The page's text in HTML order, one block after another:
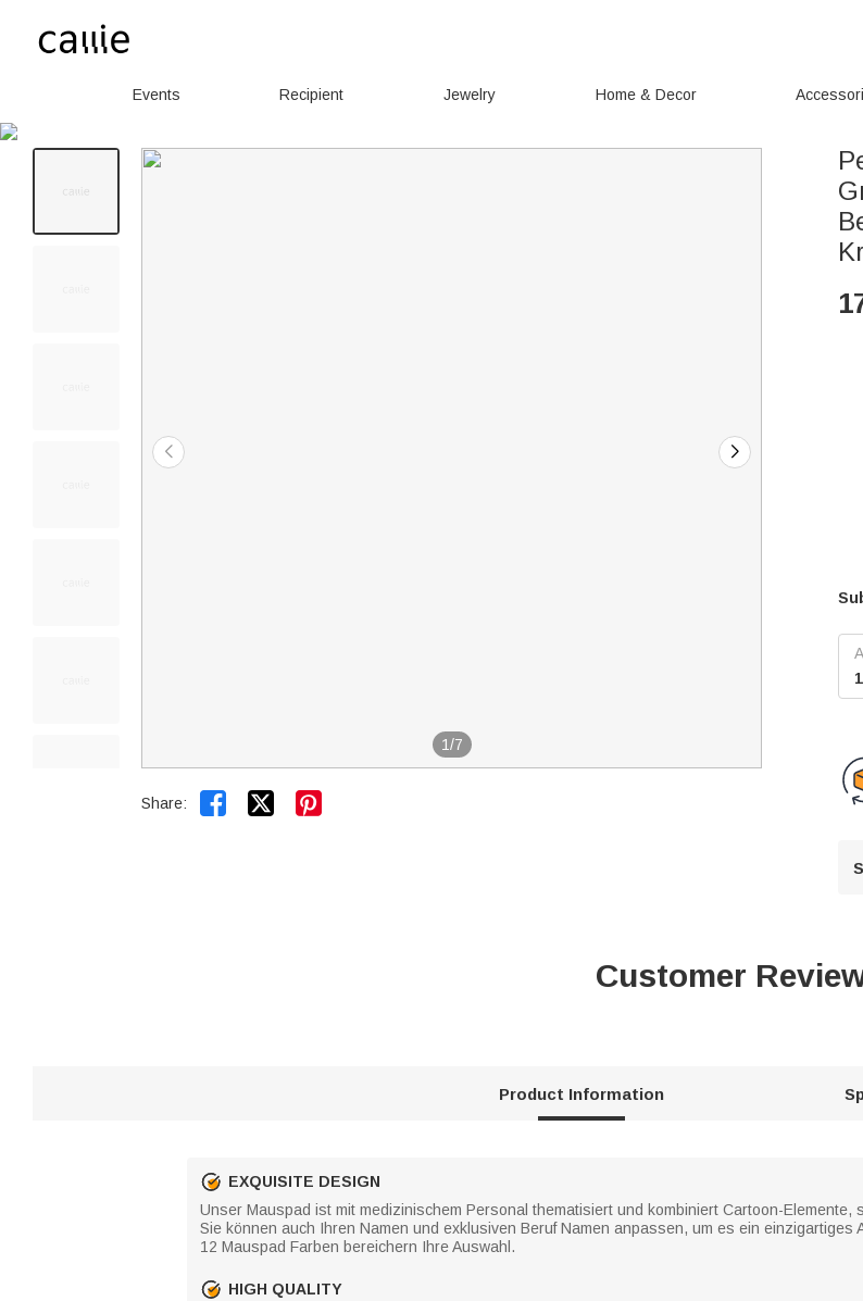
Events Recipient Jewelry Home & Decor
1/7
Share:  
Customer
Product Information
EXQUISITE DESIGN
Unser Mauspad ist mit medizinischem Personal thematisiert und kombiniert Cartoon-
Sie können auch Ihren Namen und exklusiven Beruf Namen anpassen, um es ein
12 Mauspad Farben bereichern Ihre Auswahl.
HIGH QUALITY